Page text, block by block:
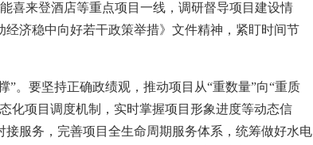
喜来登酒店等重点项目一线，调研督导项目建设情
济稳中向好若干政策举措》文件精神，紧盯时间节
。要坚持正确政绩观，推动项目从“重数量”向“重质
化项目调度机制，实时掌握项目形象进度等动态信
服务，完善项目全生命周期服务体系，统筹做好水电